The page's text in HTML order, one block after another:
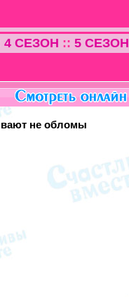
4 СЕЗОН :: 5 СЕЗОН
не обломы